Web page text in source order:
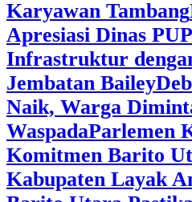
Karyawan Tambang
Apresiasi Dinas
Infrastruktur
Jembatan Bailey
Naik, Warga
WaspadaParlemen
Komitmen Barito
Kabupaten Layak